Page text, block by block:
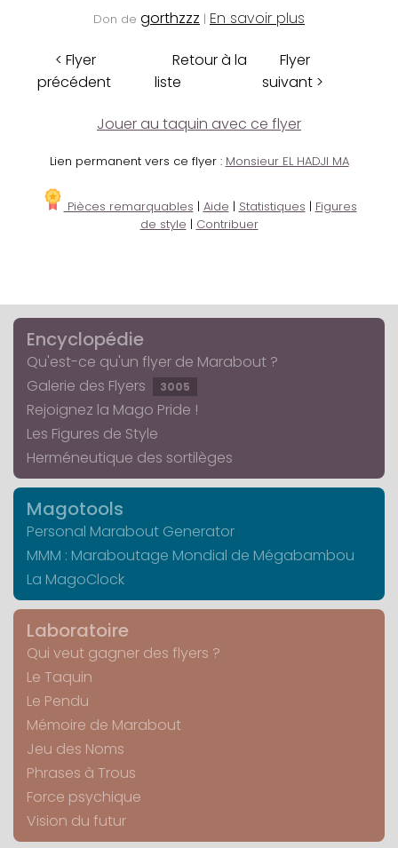
Don de gorthzzz | En savoir plus
< Flyer
précédent
Retour à la
liste
Flyer
suivant >
Jouer au taquin avec ce flyer
Lien permanent vers ce flyer : Monsieur EL HADJI MA
Pièces remarquables | Aide | Statistiques | Figures
de style | Contribuer
Encyclopédie
Qu'est-ce qu'un flyer de Marabout ?
Galerie des Flyers
3005
Rejoignez la Mago Pride !
Les Figures de Style
Herméneutique des sortilèges
Magotools
Personal Marabout Generator
MMM : Maraboutage Mondial de Mégabambou
La MagoClock
Laboratoire
Qui veut gagner des flyers ?
Le Taquin
Le Pendu
Mémoire de Marabout
Jeu des Noms
Phrases à Trous
Force psychique
Vision du futur